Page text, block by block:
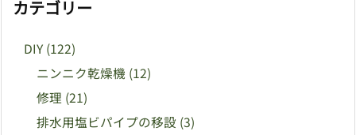
カテゴリー
DIY (122)
ニンニク乾燥機 (12)
修理 (21)
排水用塩ビパイプの移設 (3)